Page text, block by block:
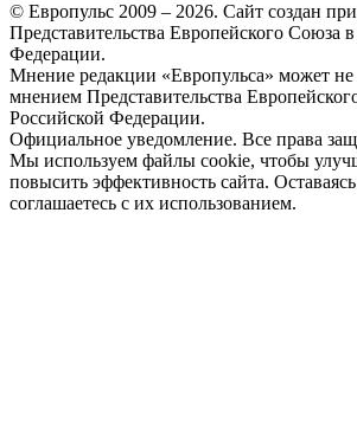
© Европульс 2009 – 2026. Сайт создан
Представительства Европейского Союза
Федерации.
Мнение редакции «Европульса» может не
мнением Представительства
Российской Федерации.
Официальное уведомление. Все права
Мы используем файлы cookie, чтобы
повысить эффективность сайта.
соглашаетесь с их использованием.